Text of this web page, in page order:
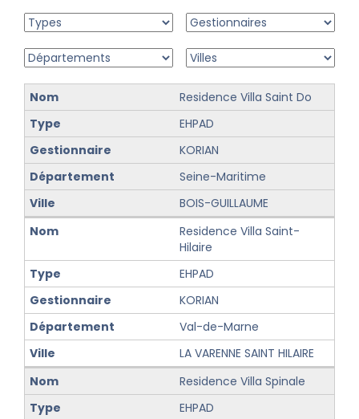
Residence Villa Saint Do
EHPAD
KORIAN
Seine-Maritime
BOIS-GUILLAUME
Residence Villa Saint-
Hilaire
EHPAD
KORIAN
Val-de-Marne
LA VARENNE SAINT HILAIRE
Residence Villa Spinale
EHPAD